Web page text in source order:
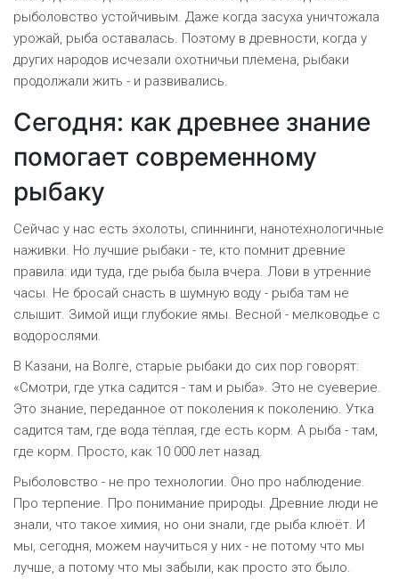
рыболовство устойчивым. Даже когда засуха уничтожала
урожай, рыба оставалась. Поэтому в древности, когда у
других народов исчезали охотничьи племена, рыбаки
продолжали жить - и развивались.
Сегодня: как древнее знание
помогает современному
рыбаку
Сейчас у нас есть эхолоты, спиннинги, нанотехнологичные
наживки. Но лучшие рыбаки - те, кто помнит древние
правила: иди туда, где рыба была вчера. Лови в утренние
часы. Не бросай снасть в шумную воду - рыба там не
слышит. Зимой ищи глубокие ямы. Весной - мелководье с
водорослями.
В Казани, на Волге, старые рыбаки до сих пор говорят:
«Смотри, где утка садится - там и рыба». Это не суеверие.
Это знание, переданное от поколения к поколению. Утка
садится там, где вода тёплая, где есть корм. А рыба - там,
где корм. Просто, как 10 000 лет назад.
Рыболовство - не про технологии. Оно про наблюдение.
Про терпение. Про понимание природы. Древние люди не
знали, что такое химия, но они знали, где рыба клюёт. И
мы, сегодня, можем научиться у них - не потому что мы
лучше, а потому что мы забыли, как просто это было.